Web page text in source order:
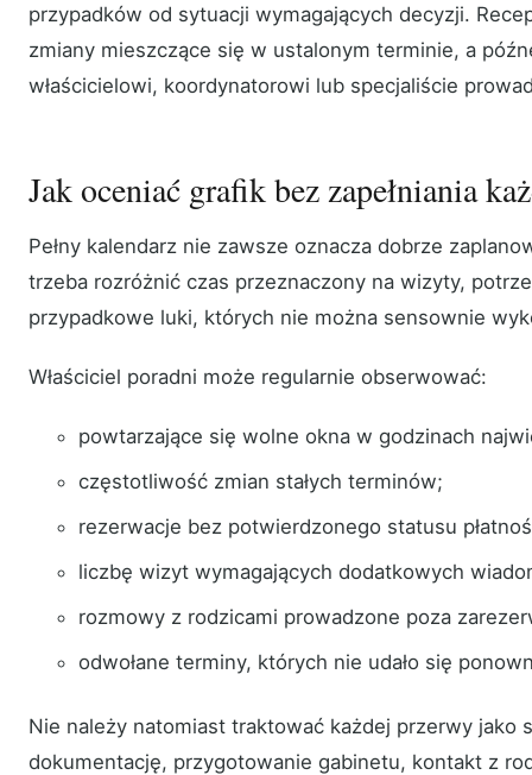
przypadków od sytuacji wymagających decyzji.
zmiany mieszczące się w ustalonym terminie, a
właścicielowi, koordynatorowi lub specjaliście
Jak oceniać grafik bez zapełniania
Pełny kalendarz nie zawsze oznacza dobrze
trzeba rozróżnić czas przeznaczony na wizyty,
przypadkowe luki, których nie można sensownie
Właściciel poradni może regularnie obserwować:
powtarzające się wolne okna w godzinach
częstotliwość zmian stałych terminów;
rezerwacje bez potwierdzonego statusu
liczbę wizyt wymagających dodatkowych
rozmowy z rodzicami prowadzone poza
odwołane terminy, których nie udało się
Nie należy natomiast traktować każdej przerwy jako
dokumentację, przygotowanie gabinetu, kontakt z